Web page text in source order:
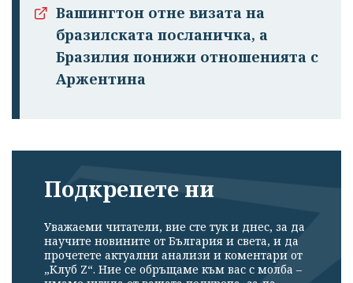
Вашингтон отне визата на
бразилската посланичка, а
Бразилия понижи отношенията с
Аржентина
Подкрепете ни
Уважаеми читатели, вие сте тук и днес, за да
научите новините от България и света, и да
прочетете актуални анализи и коментари от
„Клуб Z“. Ние се обръщаме към вас с молба –